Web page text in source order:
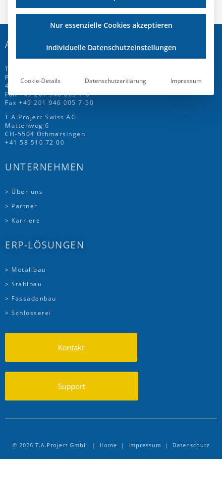
ADRESSE
T.A.Project GmbH
Prinz-Friedrich-Str. 28 C
45257 Essen
Fon+49 201 946 005 7-0
Fax +49 201 946 005 7-50
T.A.Project Swiss AG
Mattenweg 6
CH-5504 Othmarsingen
+41 58 510 72 00
UNTERNEHMEN
> Über uns
> Partner
> Karriere
ERP-LÖSUNGEN
> Metallbau
> Stahlbau
> Fassadenbau
> Schlosserei
Kontakt
Support
© 2026 T.A.Project GmbH | Home | Impressum | Datenschutz
Nur essenzielle Cookies akzeptieren
Individuelle Datenschutzeinstellungen
Cookie-Details Datenschutzerklärung Impressum